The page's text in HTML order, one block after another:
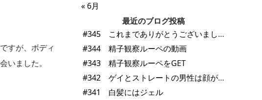
すが、ボディ
いました。
« 6月
最近のブログ投稿
#345 これまでありがとうございました
#344 精子観察ルーペの動画
#343 精子観察ルーペをGET
#342 ゲイとストレートの男性は顔が違う
#341 白髪にはジェル